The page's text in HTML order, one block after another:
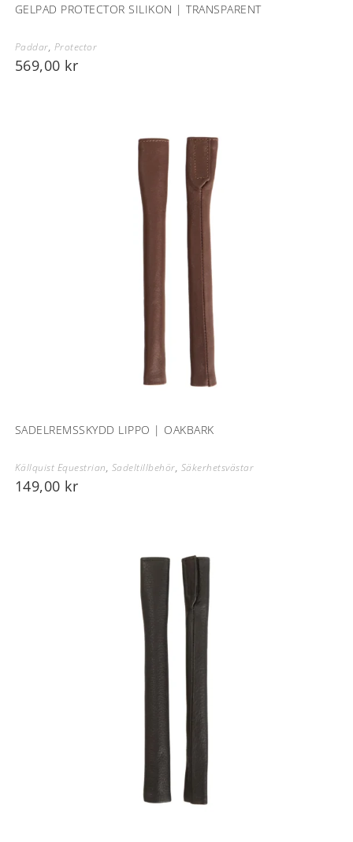
GELPAD PROTECTOR SILIKON | TRANSPARENT
Paddar, Protector
569,00 kr
SADELREMSSKYDD LIPPO | OAKBARK
Källquist Equestrian, Sadeltillbehör, Säkerhetsvästar
149,00 kr